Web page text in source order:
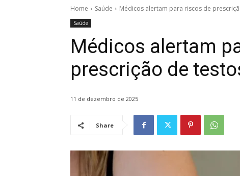
Home Saúde Médicos alertam para riscos de
Saúde
Médicos alertam
prescrição de
11 de dezembro de 2025
Share